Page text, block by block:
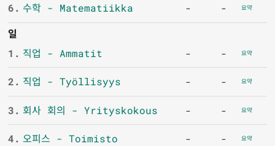
6. 수학 - Matematiikka - - 요약
일
1. 직업 - Ammatit - - 요약
2. 직업 - Työllisyys - - 요약
3. 회사 회의 - Yrityskokous - - 요약
4. 오피스 - Toimisto - - 요약